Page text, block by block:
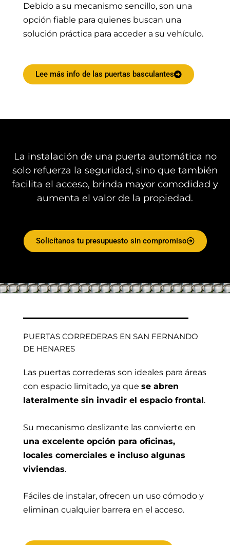
Debido a su mecanismo sencillo, son una
opción fiable para quienes buscan una
solución práctica para acceder a su vehículo.
Lee más info de las puertas basculantes
La instalación de una puerta automática no
solo refuerza la seguridad, sino que también
facilita el acceso, brinda mayor comodidad y
aumenta el valor de la propiedad.
Solicítanos tu presupuesto sin compromiso
PUERTAS CORREDERAS EN SAN FERNANDO
DE HENARES
Las puertas correderas son ideales para áreas
con espacio limitado, ya que se abren
lateralmente sin invadir el espacio frontal.
Su mecanismo deslizante las convierte en
una excelente opción para oficinas,
locales comerciales e incluso algunas
viviendas.
Fáciles de instalar, ofrecen un uso cómodo y
eliminan cualquier barrera en el acceso.